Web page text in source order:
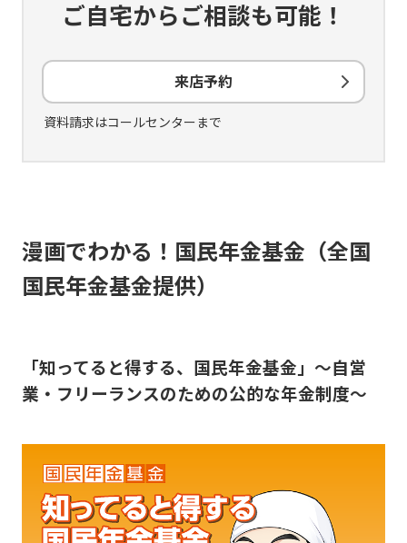
ご自宅からご相談も可能！
来店予約
資料請求はコールセンターまで
漫画でわかる！国民年金基金（全国
国民年金基金提供）
「知ってると得する、国民年金基金」〜自営
業・フリーランスのための公的な年金制度〜